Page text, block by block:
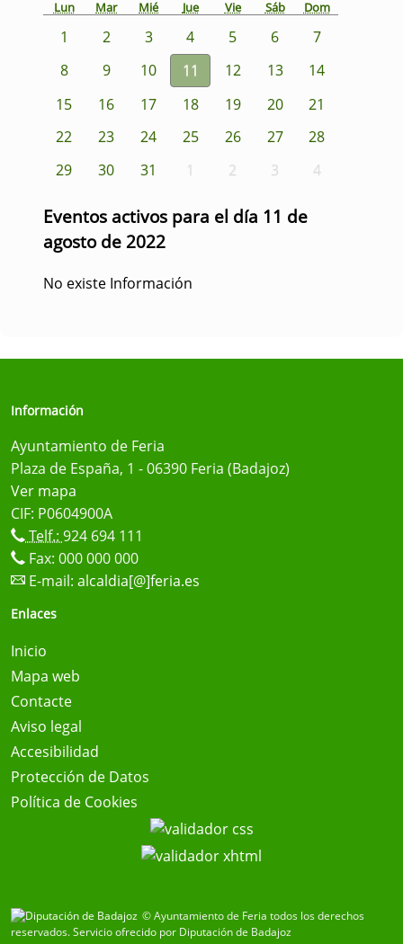
Lun Mar Mié Jue Vie Sáb Dom
1 2 3 4 5 6
7
8
9 10 11 12 13
14
15
16 17 18 19 20
21
22
23 24 25 26 27
28
29
30 31 1 2 3 4
Eventos activos para el día 11 de
agosto de 2022
No existe Información
Información
Ayuntamiento de Feria
Plaza de España, 1 - 06390 Feria (Badajoz)
Ver mapa
CIF: P0604900A
Telf.: 924 694 111
Fax: 000 000 000
E-mail: alcaldia[@]feria.es
Enlaces
Inicio
Mapa web
Contacte
Aviso legal
Accesibilidad
Protección de Datos
Política de Cookies
© Ayuntamiento de Feria todos los derechos
reservados.Servicio ofrecido por Diputación de Badajoz